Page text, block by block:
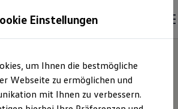
Einstellungen
um Ihnen die bestmögliche
Webseite zu ermöglichen und
mit Ihnen zu verbessern.